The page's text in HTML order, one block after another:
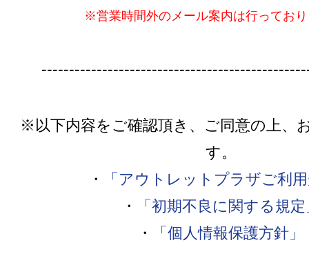
※営業時間外のメール案内は行ってお
※以下内容をご確認頂き、ご同意の上、
す。
・
「アウトレットプラザご利
・
「初期不良に関する規定
・
「個人情報保護方針」